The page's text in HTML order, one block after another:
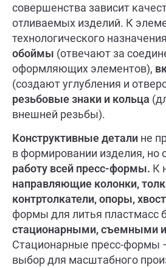
совершенства зависит
отливаемых изделий. К
технологического
обоймы (отвечают за
оформляющих элементов),
(создают углубления и
резьбовые знаки и кольца
внешней резьбы).
Конструктивные детали не
в формировании изделия, но
работу всей пресс-формы. К
направляющие колонки,
контртолкатели, опоры,
формы для литья пластмасс
стационарными, съемными
Стационарные пресс-формы
выбор для масштабного